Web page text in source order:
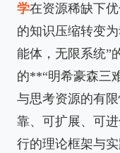
学在资源稀缺下
的知识压缩转变
能体，无限系统”
的**“明希豪森三
与思考资源的有
靠、可扩展、可
行的理论框架与实